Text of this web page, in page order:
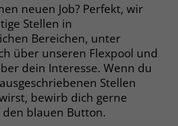
neuen Job? Perfekt, wir
Stellen in
Bereichen, unter
über unseren Flexpool und
dein Interesse. Wenn du
Stellen
bewirb dich gerne
blauen Button.